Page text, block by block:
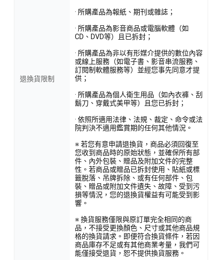
退換貨限制
· 所購產品為報紙、期刊或雜誌；
· 所購產品為影音商品或電腦軟體（如
CD、DVD等）且已拆封；
· 所購產品為非以有形媒介提供的數位內容
或線上服務（如電子書、影音串流服務、
訂閱制軟體服務等）並經您事先同意才提
供；
· 所購產品為個人衛生用品（如內衣褲、刮
鬍刀、穿戴式美甲等）且您已拆封；
· 依照所適用法律、法規、裁定、命令或法
院判決不適用鑑賞期的任何其他情況。
※ 若您有意申請退換貨，商品必須回復至
您收到商品時的原始狀態，並確保所有部
件、內外包裝、贈品及附加文件的完整
性。若商品或贈品已拆封使用、貼紙或標
籤脫落、吊牌拆除、或有任何部件、包
裝、贈品或附加文件遺失、故障、受到污
損等情況，您的退換貨權益有可能受到影
響。
※ 換貨服務僅限與原訂單完全相同的商
品，不接受更換顏色、尺寸或其他商品規
格的換貨請求。即便符合換貨條件，若因
商品庫存不足或有其他商業考量，我們可
能僅接受退貨，恕不提供換貨服務。